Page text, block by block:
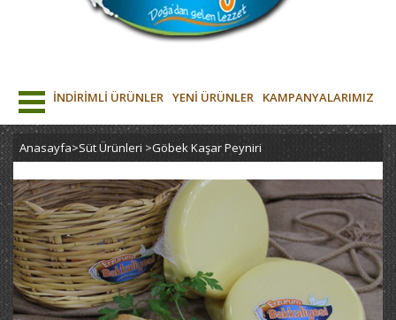
İNDİRİMLİ ÜRÜNLER YENİ ÜRÜNLER KAMPANYALARIMIZ
Anasayfa>Süt Ürünleri >Göbek Kaşar Peyniri